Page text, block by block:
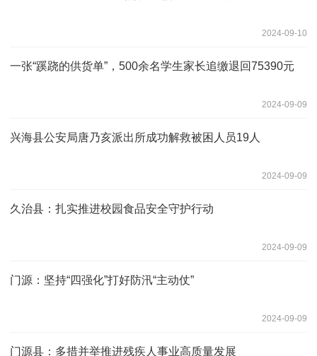
2024-09-10
一张“蹊跷的供货单”，500余名学生家长追缴退回75390元
2024-09-09
兴海县公安局唐乃亥派出所成功解救被困人员19人
2024-09-09
久治县：扎实推进校园食品安全守护行动
2024-09-09
门源：坚持“四强化”打好防汛“主动仗”
2024-09-09
门源县：多措并举推进残疾人事业高质量发展